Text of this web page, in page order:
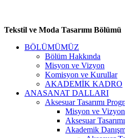
Tekstil ve Moda Tasarımı Bölümü
BÖLÜMÜMÜZ
Bölüm Hakkında
Misyon ve Vizyon
Komisyon ve Kurullar
AKADEMİK KADRO
ANASANAT DALLARI
Aksesuar Tasarımı
Misyon ve Vizyon
Aksesuar
Akademik